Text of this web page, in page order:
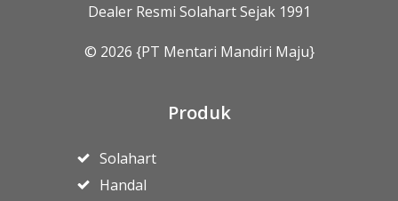
Dealer Resmi Solahart Sejak 1991
© 2026 {PT Mentari Mandiri Maju}
Produk
Solahart
Handal